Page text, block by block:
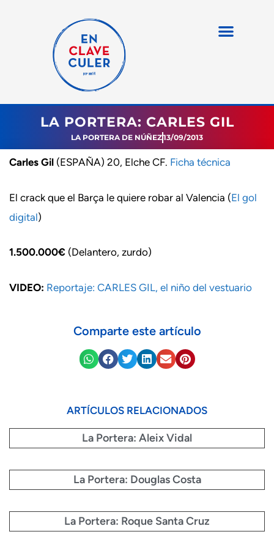
LA PORTERA: CARLES GIL
LA PORTERA DE NÚÑEZ13/09/2013
Carles Gil (ESPAÑA) 20, Elche CF. Ficha técnica
El crack que el Barça le quiere robar al Valencia (El gol
digital)
1.500.000€ (Delantero, zurdo)
VIDEO: Reportaje: CARLES GIL, el niño del vestuario
Comparte este artículo
ARTÍCULOS RELACIONADOS
La Portera: Aleix Vidal
La Portera: Douglas Costa
La Portera: Roque Santa Cruz